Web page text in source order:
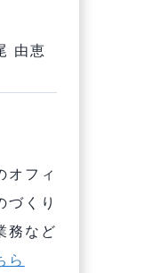
由恵
オフィ
づくり
務など
ら